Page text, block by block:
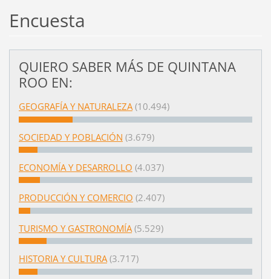
Encuesta
QUIERO SABER MÁS DE QUINTANA
ROO EN:
GEOGRAFÍA Y NATURALEZA (10.494)
SOCIEDAD Y POBLACIÓN (3.679)
ECONOMÍA Y DESARROLLO (4.037)
PRODUCCIÓN Y COMERCIO (2.407)
TURISMO Y GASTRONOMÍA (5.529)
HISTORIA Y CULTURA (3.717)